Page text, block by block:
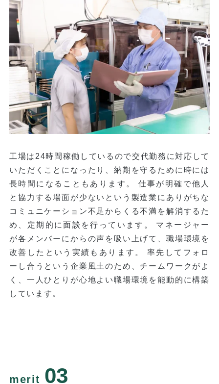
工場は24時間稼働しているので交代勤務に対応して
いただくことになったり、納期を守るために時には
長時間になることもあります。 仕事が明確で他人
と協力する場面が少ないという製造業にありがちな
コミュニケーション不足からくる不満を解消するた
め、定期的に面談を行っています。 マネージャー
が各メンバーにからの声を吸い上げて、職場環境を
改善したという実績もあります。 率先してフォロ
ーし合うという企業風土のため、チームワークがよ
く、一人ひとりが心地よい職場環境を能動的に構築
しています。
merit 03